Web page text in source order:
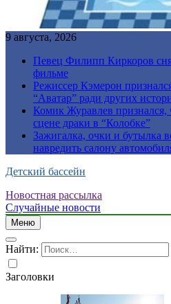
9 августа, 2026
Певец Филипп Киркоров
фильме
Режиссер Кэмерон
“Аватар” ради других
Комик Журавлев признался,
сцене драки в “Колобке”
Зажигалка, очки и бутылка
навредить салону
Детский бассейн
Новостная рассылка
Случайные новости
Меню
Найти:
Заголовки